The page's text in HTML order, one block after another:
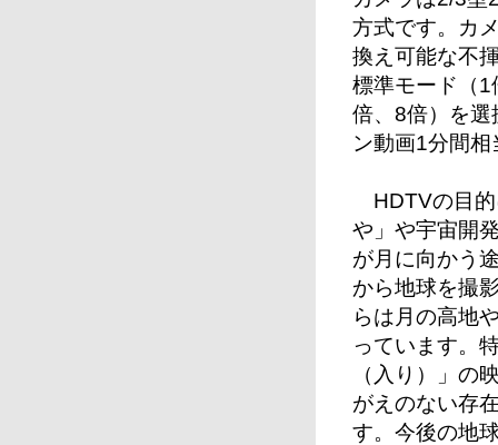
方式です。カ
換え可能な不
標準モード（
倍、8倍）を
ン動画1分間
HDTVの目的
や」や宇宙開
が月に向かう
から地球を撮
らは月の高地
っています。
（入り）」の
がえのない存
す。今後の地